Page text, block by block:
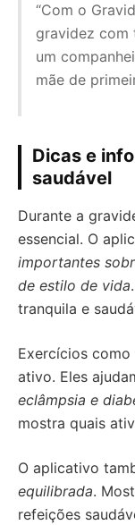
“Com o
gravidez com
um
mãe de
Dicas e
saudável
Durante a
essencial. O
importantes
de estilo de vida
tranquila e
Exercícios
ativo. Eles
eclâmpsia e
mostra quais
O aplicativo
equilibrada.
refeições